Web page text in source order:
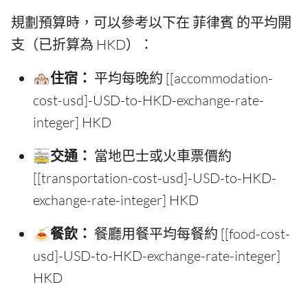
規劃預算時，可以參考以下在 菲律賓 的平均開
支（已折算為 HKD）：
🏘️住宿： 平均每晚約 [[accommodation-
cost-usd]-USD-to-HKD-exchange-rate-
integer] HKD
🚋交通： 當地巴士或火車票價約
[[transportation-cost-usd]-USD-to-HKD-
exchange-rate-integer] HKD
🍝餐飲： 餐廳用餐平均每餐約 [[food-cost-
usd]-USD-to-HKD-exchange-rate-integer]
HKD